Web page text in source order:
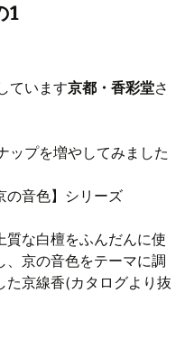
1
ています京都・香彩堂さ
ップを増やしてみました
の音色】シリーズ
質な白檀をふんだんに使
、京の音色をテーマに調
た京線香(カタログより抜